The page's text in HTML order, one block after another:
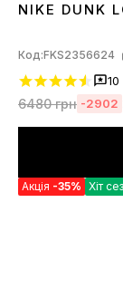
3637 383940 41
NIKE DUNK
Код:FKS2356624
10
6480грн -2902
Акція -35% Хіт